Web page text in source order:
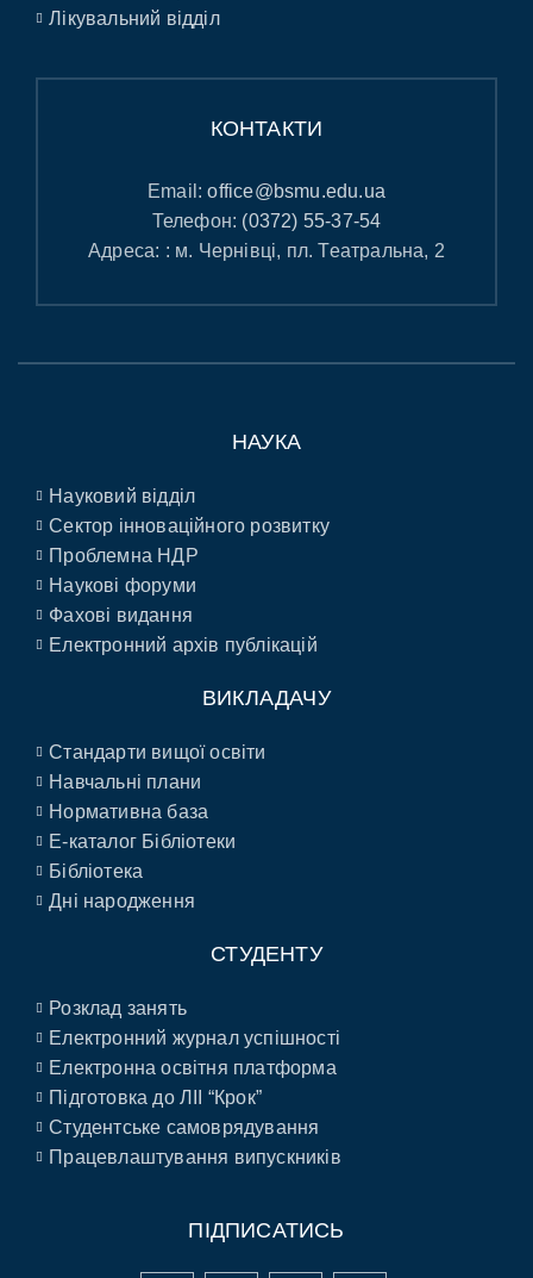
Лікувальний відділ
КОНТАКТИ
Email:office@bsmu.edu.ua
Телефон: (0372) 55-37-54
Адреса: : м. Чернівці, пл. Театральна, 2
НАУКА
Науковий відділ
Сектор інноваційного розвитку
Проблемна НДР
Наукові форуми
Фахові видання
Електронний архів публікацій
ВИКЛАДАЧУ
Стандарти вищої освіти
Навчальні плани
Нормативна база
E-каталог Бібліотеки
Бібліотека
Дні народження
СТУДЕНТУ
Розклад занять
Електронний журнал успішності
Електронна освітня платформа
Підготовка до ЛІІ “Крок”
Студентське самоврядування
Працевлаштування випускників
ПІДПИСАТИСЬ